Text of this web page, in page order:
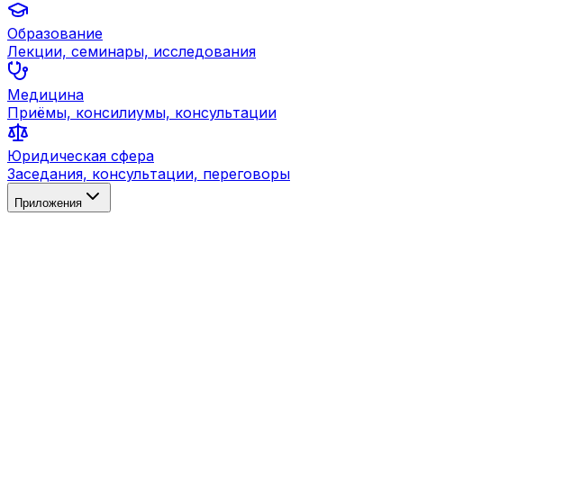
Образование
Лекции, семинары, исследования
Медицина
Приёмы, консилиумы, консультации
Юридическая сфера
Заседания, консультации, переговоры
Приложения